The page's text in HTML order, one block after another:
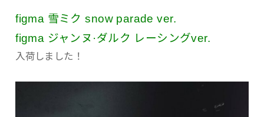
figma 雪ミク snow parade ver.
figma ジャンヌ·ダルク レーシングver.
入荷しました！